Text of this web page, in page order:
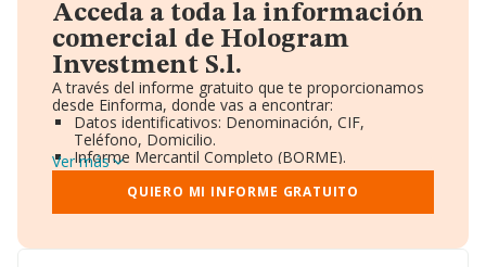
Acceda a toda la información
comercial de Hologram
Investment S.l.
A través del informe gratuito que te proporcionamos
desde Einforma, donde vas a encontrar:
Datos identificativos: Denominación, CIF,
Teléfono, Domicilio.
Informe Mercantil Completo (BORME).
Gráficos de Evolución Ventas y Empleados.
Consejo de Administración y Administradores.
Directivos y Ejecutivos.
Ver más
QUIERO MI INFORME GRATUITO